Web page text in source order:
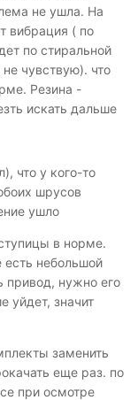
не ушла. На
вибрация ( по
по стиральной
чувствую). что
Резина -
искать дальше
что у кого-то
шрусов
ушло
в норме.
небольшой
привод, нужно его
уйдет, значит
заменить
еще раз. по
при осмотре